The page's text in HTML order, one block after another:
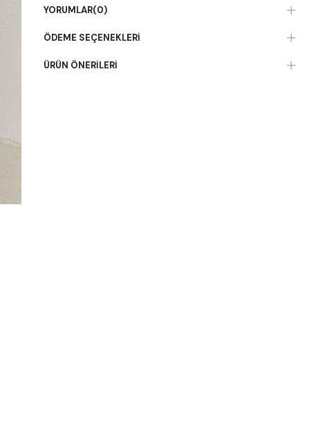
YORUMLAR(0)
ÖDEME SEÇENEKLERI
ÜRÜN ÖNERILERI